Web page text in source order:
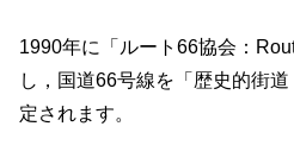
1990年に「ルート66協会：
し，国道66号線を「歴史的街
定されます。